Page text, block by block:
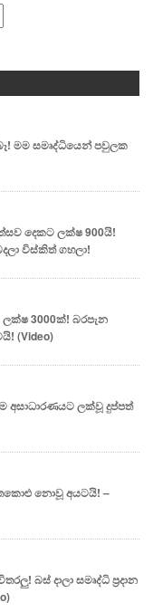
මම සමෘද්ධියෙන් පවුලක
දෙකට ලක්ෂ 900යි!
විස්කිත් ගහලා!
3000ක්! බරපැන
(Video)
අසාධාරණයට ලක්වූ දුප්පත්
නොවූ අයටයි! –
බස් දාලා සමෘද්ධි ප්‍රදාන